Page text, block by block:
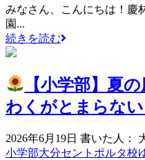
みなさん、こんにちは！慶
園...
続きを読む
【小学部】夏
わくがとまらない
2026年6月19日 書いた人：
小学部大分セントポルタ校